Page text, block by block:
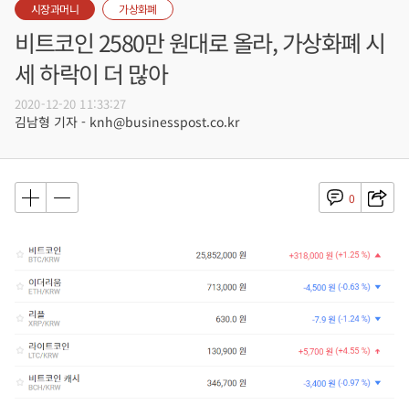
시장과머니 가상화폐
비트코인 2580만 원대로 올라, 가상화폐 시
세 하락이 더 많아
2020-12-20 11:33:27
김남형 기자 - knh@businesspost.co.kr
0